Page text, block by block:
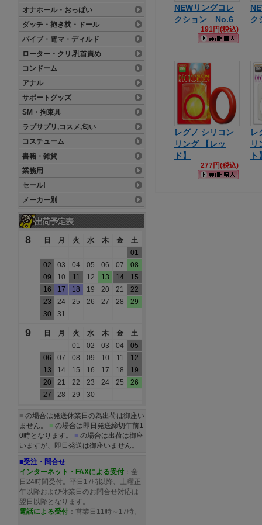
NEWリングコレ
クション No.6
191円(税込)
ク
レグノ シリコン
リング 【レッ
ド】
277円(税込)
レ
リ
ト
オナホール・おっぱい
ダッチ・抱き枕・ドール
バイブ・電マ・ディルド
ローター・クリ,乳首責め
コンドーム
アナル
サポートグッズ
SM・拘束具
ラブサプリ,コスメ,匂い
コスチューム
書籍・雑貨
業務用
セール!
メーカー別
8 日 月 火 水 木 金
土
01
02
03 04 05 06 07
08
09
10 11 12 13 14
15
16
17 18 19 20 21
22
23
24 25 26 27 28
29
30
31
9 日 月 火 水 木 金
土
01
02 03 04
05
06
07 08 09 10 11
12
13
14 15 16 17 18
19
20
21 22 23 24 25
26
27
28 29 30
■ の場合は発送休業日の為出荷は御座い
ません。 ■ の場合は即日発送締切午前1
0時となります。 ■ の場合は出荷は御座
いますが、即日発送は御座いません。
■受注・問合せ
インターネット・FAXによる受付 ：全
日24時間受付。平日17時以降、土曜正
午以降および休業日のお問合せ対応は
翌日以降となります。
電話による受付 ：営業日11時～17時。